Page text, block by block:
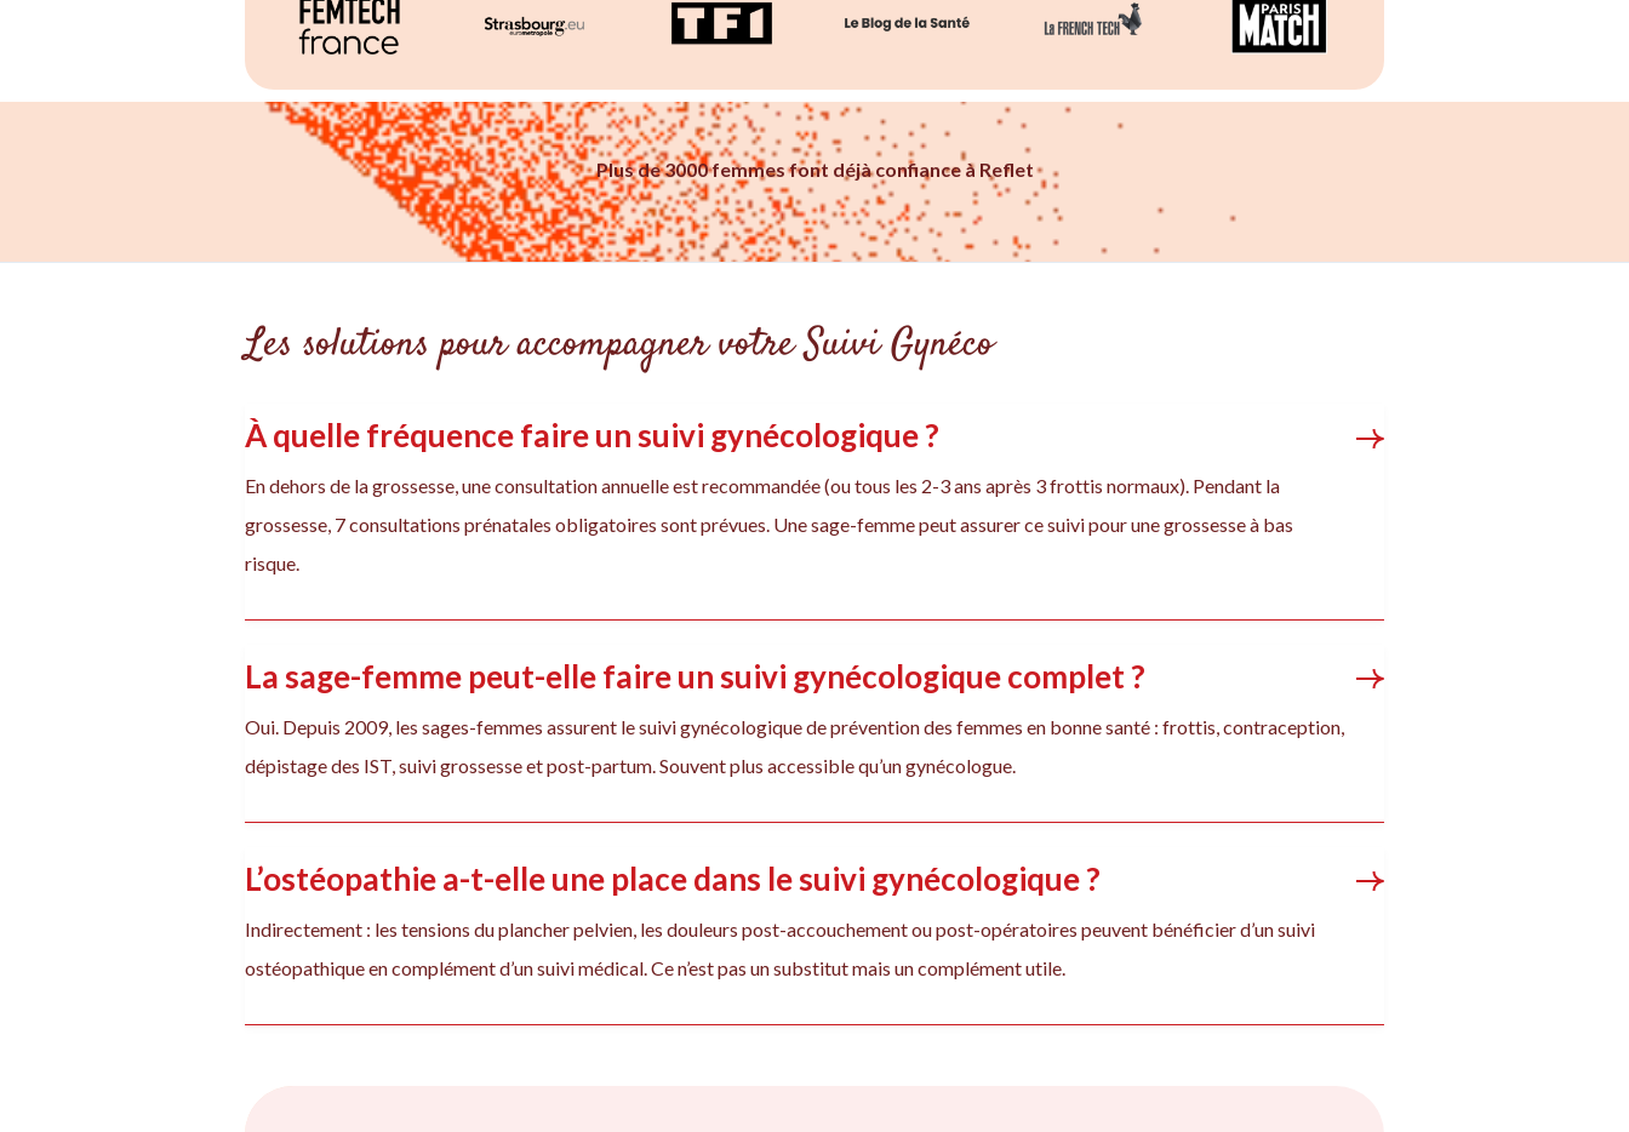
Plus de 3000 femmes font déjà confiance à Reflet
Les solutions pour accompagner votre Suivi Gynéco
À quelle fréquence faire un suivi gynécologique ?
En dehors de la grossesse, une consultation annuelle est recommandée (ou tous les 2-3 ans après 3 frottis normaux). Pendant la
grossesse, 7 consultations prénatales obligatoires sont prévues. Une sage-femme peut assurer ce suivi pour une grossesse à bas
risque.
La sage-femme peut-elle faire un suivi gynécologique complet ?
Oui. Depuis 2009, les sages-femmes assurent le suivi gynécologique de prévention des femmes en bonne santé : frottis, contraception,
dépistage des IST, suivi grossesse et post-partum. Souvent plus accessible qu’un gynécologue.
L’ostéopathie a-t-elle une place dans le suivi gynécologique ?
Indirectement : les tensions du plancher pelvien, les douleurs post-accouchement ou post-opératoires peuvent bénéficier d’un suivi
ostéopathique en complément d’un suivi médical. Ce n’est pas un substitut mais un complément utile.